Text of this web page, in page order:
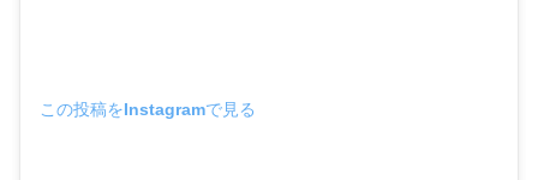
この投稿をInstagramで見る